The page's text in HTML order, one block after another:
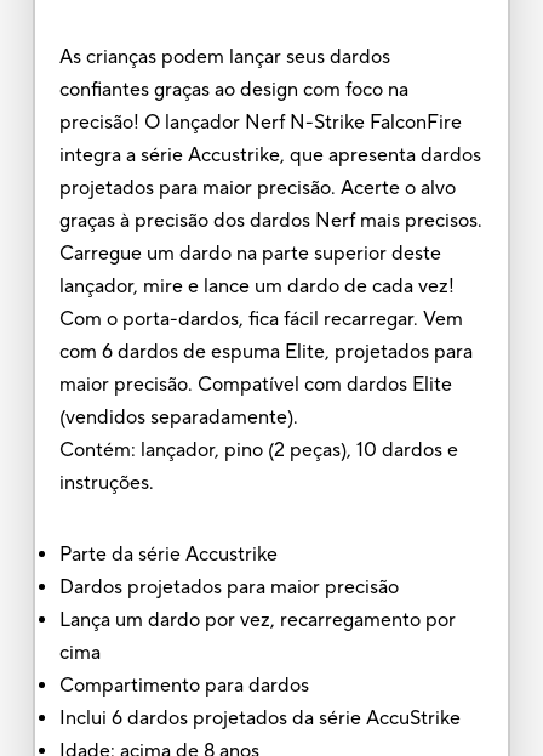
As crianças podem lançar seus dardos
confiantes graças ao design com foco na
precisão! O lançador Nerf N-Strike FalconFire
integra a série Accustrike, que apresenta dardos
projetados para maior precisão. Acerte o alvo
graças à precisão dos dardos Nerf mais precisos.
Carregue um dardo na parte superior deste
lançador, mire e lance um dardo de cada vez!
Com o porta-dardos, fica fácil recarregar. Vem
com 6 dardos de espuma Elite, projetados para
maior precisão. Compatível com dardos Elite
(vendidos separadamente).
Contém: lançador, pino (2 peças), 10 dardos e
instruções.
Parte da série Accustrike
Dardos projetados para maior precisão
Lança um dardo por vez, recarregamento por
cima
Compartimento para dardos
Inclui 6 dardos projetados da série AccuStrike
Idade: acima de 8 anos